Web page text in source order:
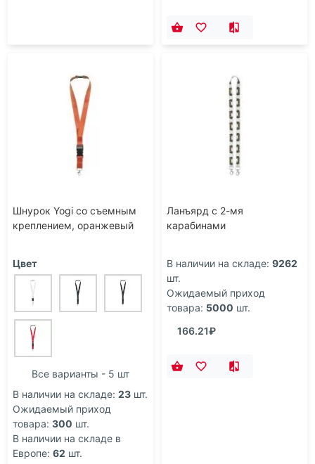
Шнурок Yogi со съемным
креплением, оранжевый
Цвет
Все варианты - 5 шт
В наличии на складе: 23 шт.
Ожидаемый приход
товара: 300 шт.
В наличии на складе в
Европе: 62 шт.
Ланъярд с 2-мя
карабинами
В наличии на складе: 9262
шт.
Ожидаемый приход
товара: 5000 шт.
166.21₽